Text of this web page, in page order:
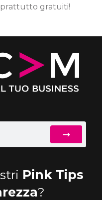
gratuiti!
Pink Tips
?